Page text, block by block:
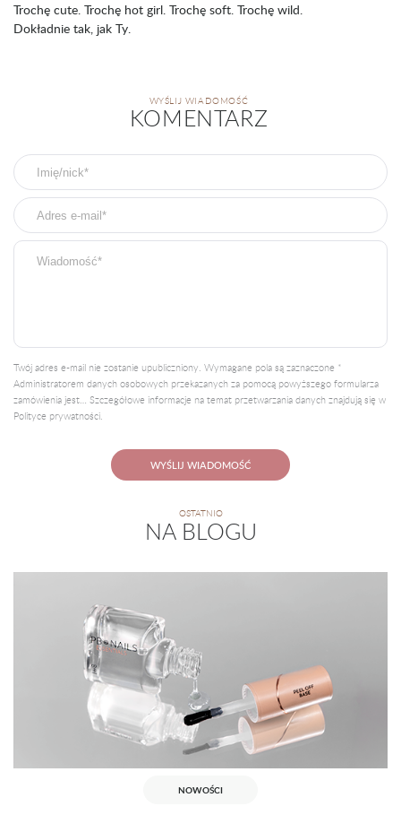
Trochę cute. Trochę hot girl. Trochę soft. Trochę wild.
Dokładnie tak, jak Ty.
WYŚLIJ WIADOMOŚĆ
KOMENTARZ
Twój adres e-mail nie zostanie upubliczniony. Wymagane pola są zaznaczone *
Administratorem danych osobowych przekazanych za pomocą powyższego formularza
zamówienia jest… Szczegółowe informacje na temat przetwarzania danych znajdują się w
Polityce prywatności.
WYŚLIJ WIADOMOŚĆ
OSTATNIO
NA BLOGU
NOWOŚCI